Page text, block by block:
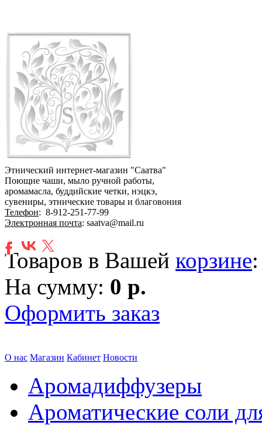
Этнический интернет-магазин "Саатва"
Поющие чаши, мыло ручной работы,
аромамасла, буддийские четки, нэцкэ,
сувениры, этнические товары и благовония
Телефон: 8-912-251-77-99
Электронная почта: saatva@mail.ru
Товаров в Вашей корзине
На сумму: 0 р.
Оформить заказ
О нас Магазин Кабинет Новости
Аромадиффузеры
Ароматические соли